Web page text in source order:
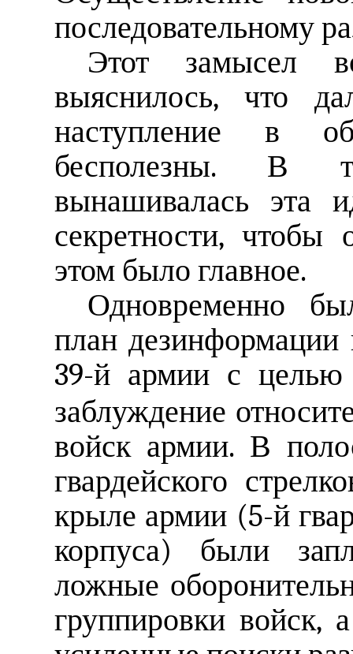
последовательному
Этот замысел
выяснилось, что
наступление в
бесполезны. В
вынашивалась эта
секретности, чтобы
этом было главное.
Одновременно
план дезинформации
39-й армии с целью
заблуждение
войск армии. В
гвардейского
крыле армии (5-й
корпуса) были
ложные
группировки войск,